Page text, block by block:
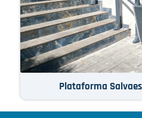
Plataforma